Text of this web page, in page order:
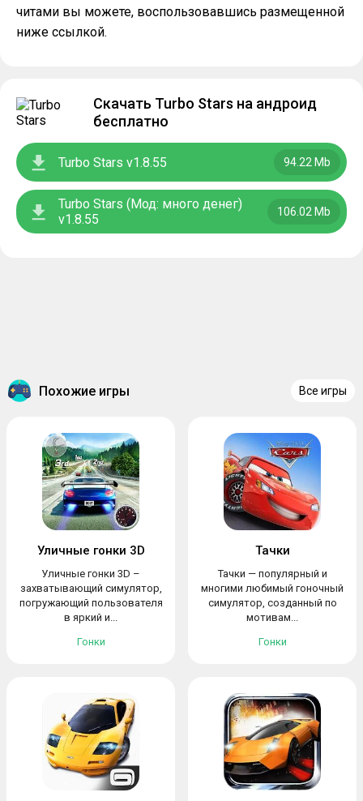
читами вы можете, воспользовавшись размещенной
ниже ссылкой.
Скачать Turbo Stars на андроид
бесплатно
Turbo Stars v1.8.55 94.22 Mb
Turbo Stars (Мод: много денег)
v1.8.55
106.02 Mb
Похожие игры Все игры
Уличные гонки 3D
Уличные гонки 3D –
захватывающий симулятор,
погружающий пользователя
в яркий и...
Гонки
Тачки
Тачки — популярный и
многими любимый гоночный
симулятор, созданный по
мотивам...
Гонки